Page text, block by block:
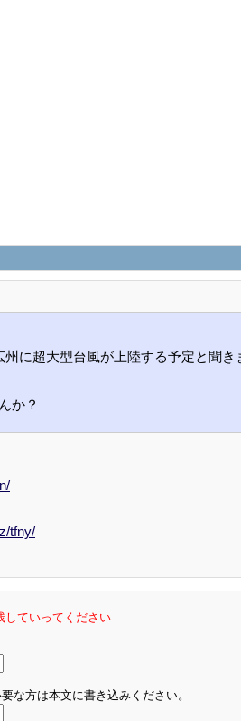
州に超大型台風が上陸する予定と聞き
か？
tfny/
していってください
な方は本文に書き込みください。